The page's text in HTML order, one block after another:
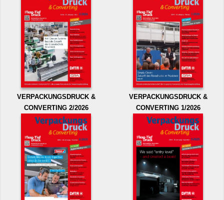
VERPACKUNGSDRUCK &
CONVERTING 2/2026
VERPACKUNGSDRUCK &
CONVERTING 1/2026